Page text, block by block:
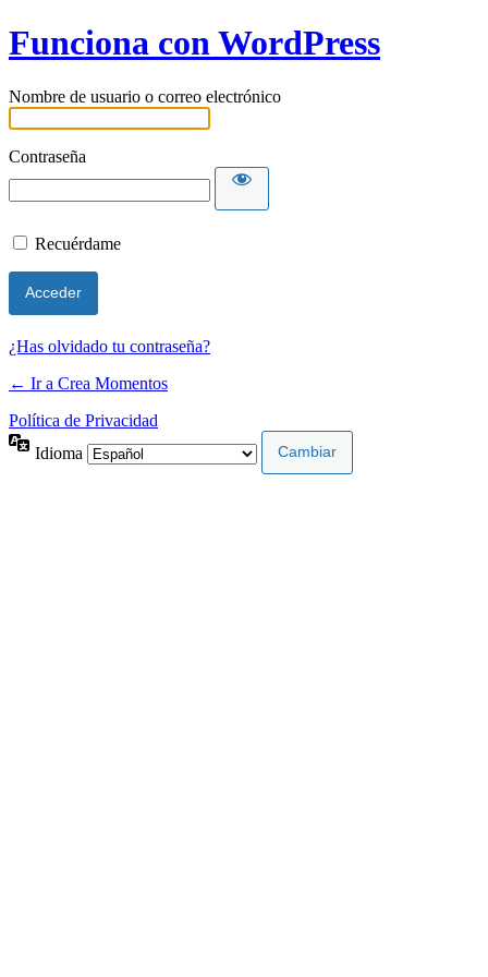
Funciona con WordPress
Nombre de usuario o correo electrónico
Contraseña
Recuérdame
¿Has olvidado tu contraseña?
← Ir a Crea Momentos
Política de Privacidad
Idioma